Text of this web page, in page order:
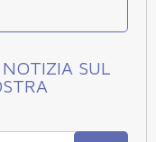
SUL